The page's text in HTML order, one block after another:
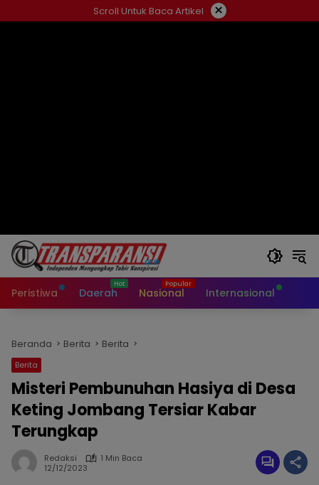
ke
Scroll Untuk Baca Artikel ×
Peristiwa Daerah Nasional Internasional
Beranda Berita Berita
Berita
Misteri Pembunuhan Hasiya di Desa
Keting Jombang Tersiar Kabar
Terungkap
Redaksi
1 Min Baca
12/12/2023